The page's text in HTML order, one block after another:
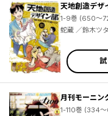
／大槻閑人 ／サライネス ／一色まこと ／榎本あかまる ／灰田高鴻 ／東谷護 ／吉本浩二 ／山田風太郎 ／勝田文 ／関口かんこ ／鈴木マサカズ ／関根眞一 ／橘尚毅 ／汐里 ／藤本正二 ／ＪｕａｎＡｌｂａｒｒａｎ ／稚野鳥子 ／子鹿ゆずる ／大槻閑人 ／藤田和日郎 ／濱田轟天 ／川 ／トウテムポール ／伊藤一角 ／池田邦彦 ／萩原玲二 ／後藤一信 ／弘兼憲史 ／諏訪符馬 ／磯部涼 ／青井ぬゐ ／ハナツカシオリ ／岩渕竜子 ／常喜寝太郎 ／菅野カラン ／須賀達郎 ／陣野ハル ／竹村優作 ／ヨンチャン ／佐原実波 ／足立金太郎
天地創造デザ
1-9巻 (650～
月刊モーニン
1-110巻 (334